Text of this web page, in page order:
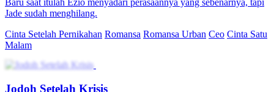
Baru saat itulah Ezio menyadari perasaannya yang sebenarnya, tapi
Jade sudah menghilang.
Cinta Setelah Pernikahan Romansa Romansa Urban Ceo Cinta Satu
Malam
Jodoh Setelah Krisis